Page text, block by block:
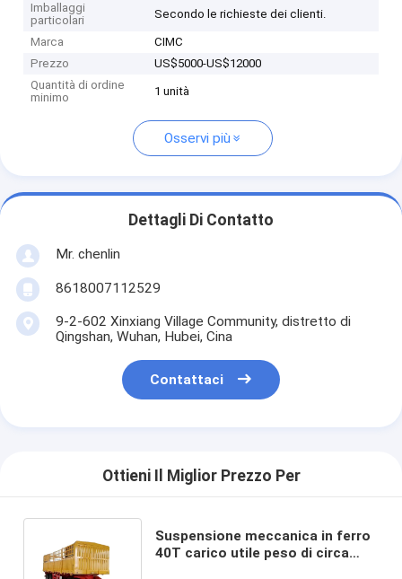
Imballaggi
particolari
Secondo le richieste dei clienti.
Marca
CIMC
Prezzo
US$5000-US$12000
Quantità di ordine
minimo
1 unità
Osservi più
Dettagli Di Contatto
Mr. chenlin
8618007112529
9-2-602 Xinxiang Village Community, distretto di
Qingshan, Wuhan, Hubei, Cina
Contattaci
Ottieni Il Miglior Prezzo Per
Suspensione meccanica in ferro
40T carico utile peso di circa